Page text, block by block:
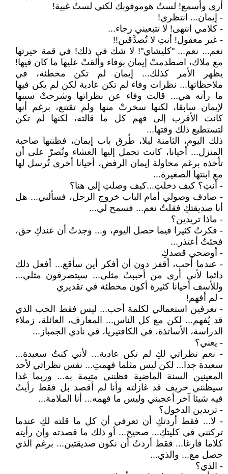
أرى وأسمع! لستُ هوموفوبك لكني لستُ غبية!
- إيمان... انتظري!
- كلامي انتهى! لا تتبعيني رجاء...
- غير معقول! أنتِ لا تُصدَّقين!!
نعم... نعم... "كليشاي"! لا شك في ذلك! في قمة حيرتها
مع ملاك، اصطدمتْ إيمان بوفاء وألقتْ عليها ما كان فيها!
يظهر الأمر كذلك... إيمان لم تكن مخطئة، في
ملاحظاتها... نظرات وفاء لم تكن عادية لكن لم يكن فيها
ما رأته هي... قالت وفاء عن نظراتها وشرحتْ سببها
لإيمان سابقا، لكنها سخرتْ منها ولم تقتنع، برغم أنها
كانت الأقرب إلى فهم كل ما قالته، لكنها لم تكن
لتستطيع ذلك وقتها...
ذلك اليوم، الثامنة ليلا، طُرق باب إيمان، فظنتها صاحبة
المنزل... أحيانا، كانت تحمل إليها العشاء وتُصرّ على أن
تأخذه برغم محاولة إيمان الرفض، أحيانا أخرى تُرسل لها
مع ابنتها الصغيرة...
- أنتِ؟ كيف دخلتِ...كيف وصلتِ إلى هنا؟
- صادف وصولي أمام الباب خروج الرجل، فسألني... هل
أنا صديقتكِ فقلتُ نعم... فسمح لي...
- ماذا تريدين؟
- فكرتُ كثيرا فيما حصل اليوم، و... وجدتُ أن عندكِ حق،
فجئتُ أعتذر...
- أوضحي قصدكِ
- عندما أحب، أقفز دون أن أفكر أين سأقع... أفعل ذلك
دائما لأني أرى من أحببتُ مثلي... سيتصرفون مثلي...
وللأسف أحيانا كثيرة أكون مخطئة في تقديري
- لم أفهم!
- تعرفين استعمالي لكلمة أحب... ليس فقط الحب الذي
قد يُفهم... لكن مع كل الناس... المعارف، العائلة، زملاء
الدراسة، الأساتذة، في الكافتيريا، في نادي الجمباز...
- يعني؟
- نعم نظراتي لكِ لم تكن عادية... لأني كنتُ سعيدة...
سعيدة جدا... لكن ليس مثلما فهمتِ... نفس نظراتي لأحد
المعينين السنة الماضية فظنني متيمة به... وربما غدا
سيظنني حريف قد غازلته وأنا لم أقصد بل فقط رأيتُ
فيه شيئا آخر أعجبني وليس ما فهمه... أنا الملامة...
- تريدين الدخول؟
- لا... فقط أردتكِ أن تعرفي أن كل ما قلته لكِ عندما
تركتني في كليتكِ... صحيح... أو ذلك ما قصدته وإن رأيته
كلاما فارغا... فقط أردتُ أن نكون صديقتين... برغم الذي
حصل مع... والذي...
- الذي؟